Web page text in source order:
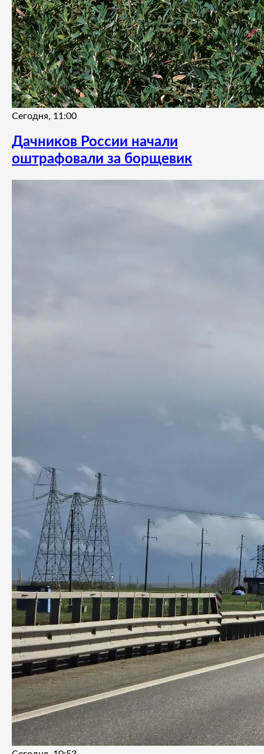
Сегодня, 11:00
Дачников России начали
оштрафовали за борщевик